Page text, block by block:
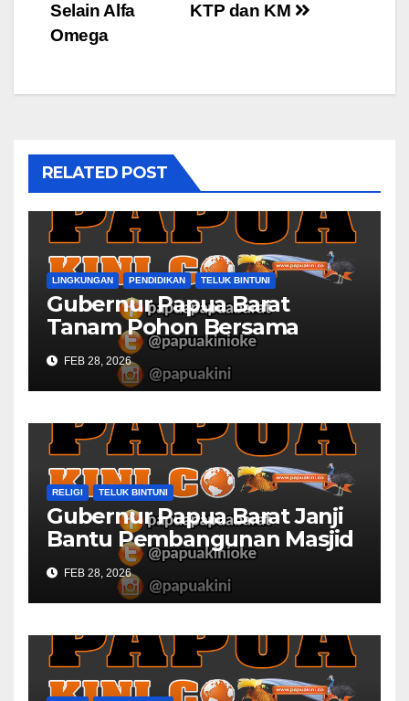
KTP dan KM
Selain Alfa
Omega
RELATED POST
LINGKUNGAN PENDIDIKAN TELUK BINTUNI
Gubernur Papua Barat
Tanam Pohon Bersama
Civitas Academica
Universitas Muhammadiyah
FEB 28, 2026
RELIGI TELUK BINTUNI
Gubernur Papua Barat Janji
Bantu Pembangunan Masjid
Al Maun Bintuni
FEB 28, 2026